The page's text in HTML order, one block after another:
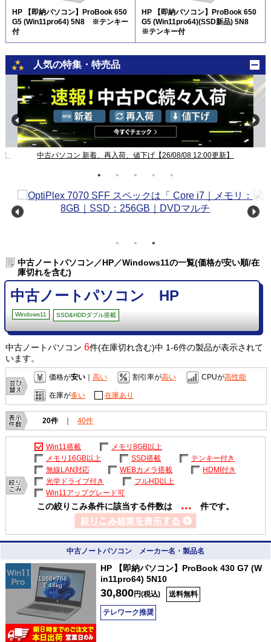
HP 【即納パソコン】ProBook 650
G5 (Win11pro64) 5N8 ※テンキー
付
HP 【即納パソコン】ProBook 650
G5 (Win11pro64)(SSD新品) 5N8
※テンキー付
人気の特集・特売品
中古パソコン 新着、再入荷、値下げ【26/08/08 12:00更新】
中古ノートパソコン／HP／Windows11の一覧(価格が安い順/在
庫切れを含む)
中古ノートパソコン HP
Windows11 SSD&HDDダブル搭載
中古ノートパソコン 6件(在庫切れ含む)中 1-6件の製品が表示されて
います。
価格が安い｜ 高い 割引率が高い CPUが高性能
在庫が多い 在庫あり
20件 ｜ 40件
Win11搭載
メモリ8GB以上
メモリ16GB以上
SSD搭載
テンキー付き
無線LAN対応
WEBカメラ搭載
HDMI付き
光学ドライブ付き
フルHD以上
Win11アップグレード可
この絞りこみ条件に該当する件数は ... 件です。
中古ノートパソコン メーカー名・製品名
1366×768
1.44kg
HP 【即納パソコン】ProBook 430 G7 (W
in11pro64) 5N10
30,800円(税込) 送料無料
テレワーク推奨